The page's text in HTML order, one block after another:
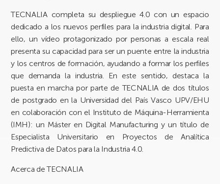
TECNALIA completa su despliegue 4.0 con un espacio
dedicado a los nuevos perfiles para la industria digital. Para
ello, un vídeo protagonizado por personas a escala real
presenta su capacidad para ser un puente entre la industria
y los centros de formación, ayudando a formar los perfiles
que demanda la industria. En este sentido, destaca la
puesta en marcha por parte de TECNALIA de dos títulos
de postgrado en la Universidad del País Vasco UPV/EHU
en colaboración con el Instituto de Máquina-Herramienta
(IMH): un Máster en Digital Manufacturing y un título de
Especialista Universitario en Proyectos de Analítica
Predictiva de Datos para la Industria 4.0.
Acerca de TECNALIA